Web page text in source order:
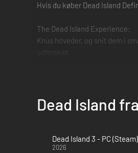
Hvis du køber Dead Island
The Dead Island Experience:
Knus hoveder, og snit dem i
The Dead Island Definitive
Definitive features
- Forbedret grafik og
- Fotorealistisk lyssætning
Dead Island
Dead Island 3 - PC (Steam)
2026